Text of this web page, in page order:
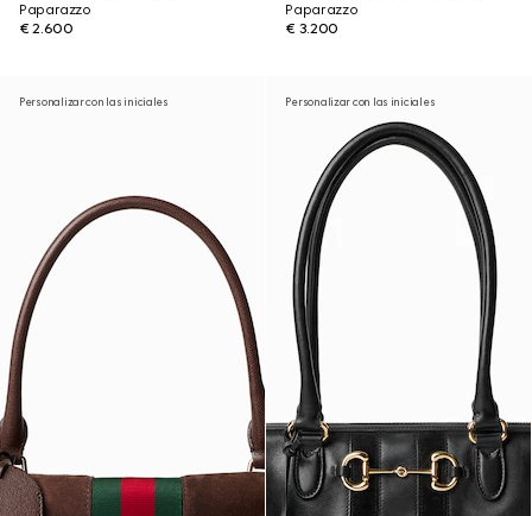
Paparazzo
€ 2.600
Paparazzo
€ 3.200
Personalizar con las iniciales Personalizar con las iniciales